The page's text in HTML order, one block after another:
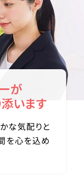
が
います
な気配りと
を心を込め